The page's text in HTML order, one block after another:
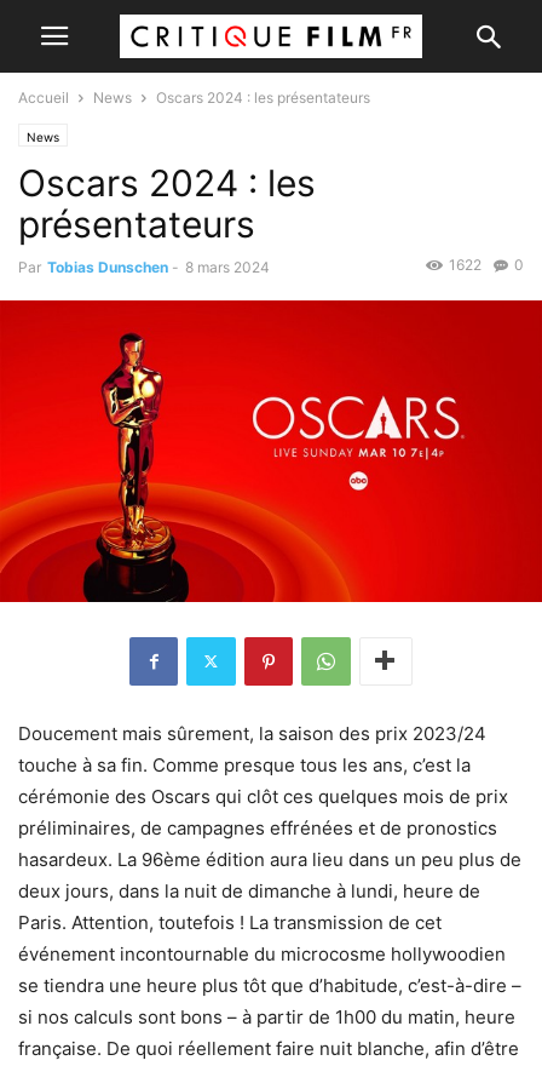
Accueil News Oscars 2024 : les présentateurs
News
Oscars 2024 : les
présentateurs
Par Tobias Dunschen - 8 mars 2024 0
1622
Doucement mais sûrement, la saison des prix 2023/24
touche à sa fin. Comme presque tous les ans, c’est la
cérémonie des Oscars qui clôt ces quelques mois de prix
préliminaires, de campagnes effrénées et de pronostics
hasardeux. La 96ème édition aura lieu dans un peu plus de
deux jours, dans la nuit de dimanche à lundi, heure de
Paris. Attention, toutefois ! La transmission de cet
événement incontournable du microcosme hollywoodien
se tiendra une heure plus tôt que d’habitude, c’est-à-dire –
si nos calculs sont bons – à partir de 1h00 du matin, heure
française. De quoi réellement faire nuit blanche, afin d’être